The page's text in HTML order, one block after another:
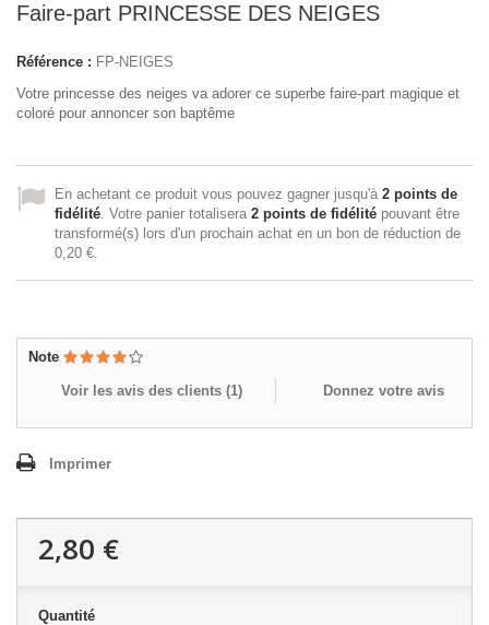
Faire-part PRINCESSE DES NEIGES
Référence : FP-NEIGES
Votre princesse des neiges va adorer ce superbe faire-part magique et
coloré pour annoncer son baptême
En achetant ce produit vous pouvez gagner jusqu'à 2 points de
fidélité. Votre panier totalisera 2 points de fidélité pouvant être
transformé(s) lors d'un prochain achat en un bon de réduction de
0,20 €.
Note
Voir les avis des clients (1) Donnez votre avis
Imprimer
2,80 €
Quantité